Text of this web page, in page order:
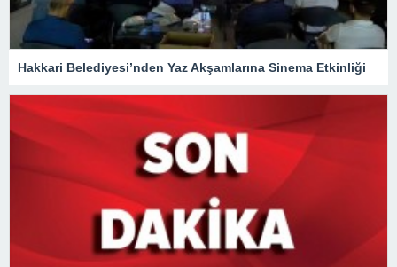
Hakkari Belediyesi’nden Yaz Akşamlarına Sinema Etkinliği